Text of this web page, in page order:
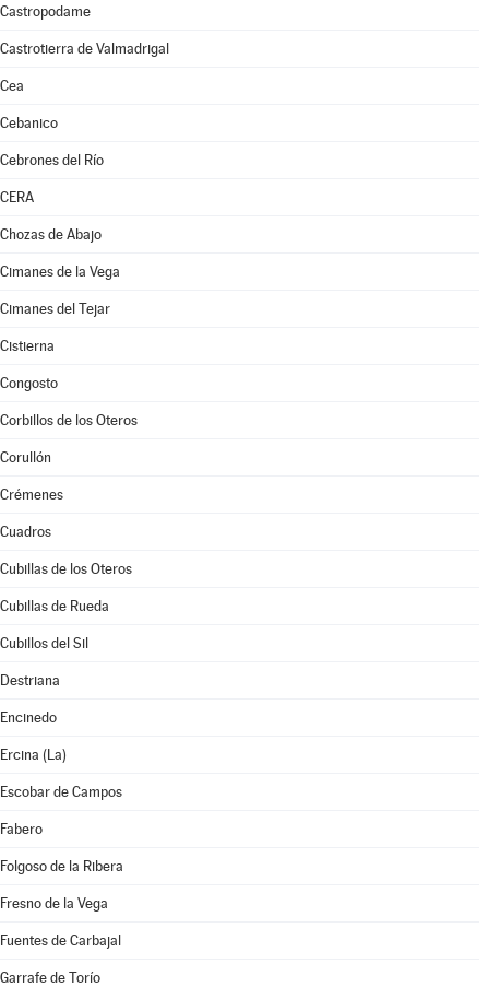
Castropodame
Castrotierra de Valmadrigal
Cea
Cebanico
Cebrones del Río
CERA
Chozas de Abajo
Cimanes de la Vega
Cimanes del Tejar
Cistierna
Congosto
Corbillos de los Oteros
Corullón
Crémenes
Cuadros
Cubillas de los Oteros
Cubillas de Rueda
Cubillos del Sil
Destriana
Encinedo
Ercina (La)
Escobar de Campos
Fabero
Folgoso de la Ribera
Fresno de la Vega
Fuentes de Carbajal
Garrafe de Torío